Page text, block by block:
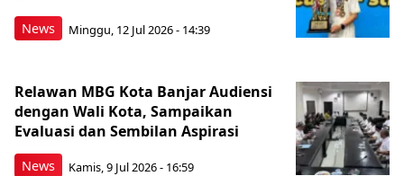
News Minggu, 12 Jul 2026 - 14:39
News
Relawan MBG Kota Banjar Audiensi
dengan Wali Kota, Sampaikan
Evaluasi dan Sembilan Aspirasi
Kamis, 9 Jul 2026 - 16:59